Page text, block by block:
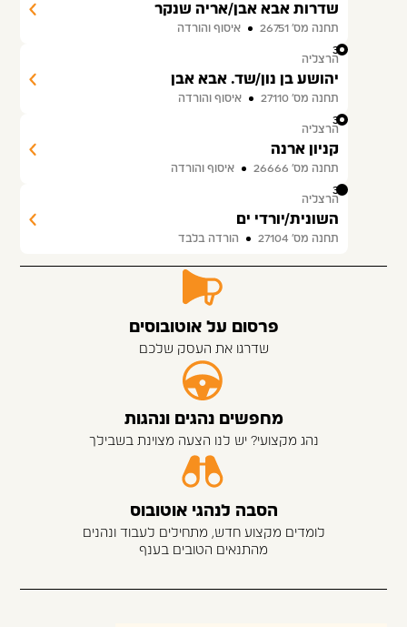
שדרות אבא אבן/אריה שנקר
תחנה מס׳ 26751 איסוף והורדה
32
הרצליה
יהושע בן נון/שד. אבא אבן
תחנה מס׳ 27110 איסוף והורדה
33
הרצליה
קניון ארנה
תחנה מס׳ 26666 איסוף והורדה
34
הרצליה
השונית/יורדי ים
תחנה מס׳ 27104 הורדה בלבד
פרסום על אוטובוסים
שדרגו את העסק שלכם
מחפשים נהגים ונהגות
נהג מקצועי? יש לנו הצעה מצוינת בשבילך
הסבה לנהגי אוטובוס
לומדים מקצוע חדש, מתחילים לעבוד ונהנים
מהתנאים הטובים בענף